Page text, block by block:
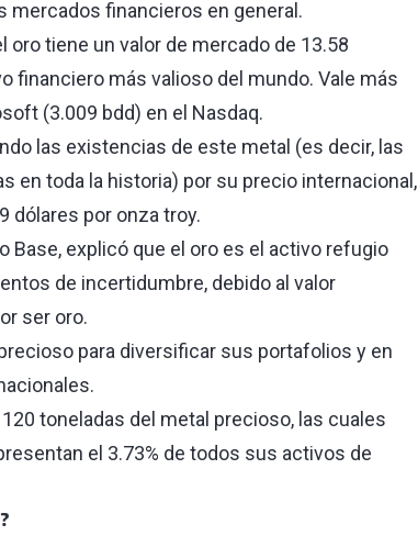
mercados financieros en general.
oro tiene un valor de mercado de 13.58
financiero más valioso del mundo. Vale más
(3.009 bdd) en el Nasdaq.
las existencias de este metal (es decir, las
en toda la historia) por su precio internacional,
dólares por onza troy.
Base, explicó que el oro es el activo refugio
de incertidumbre, debido al valor
ser oro.
para diversificar sus portafolios y en
toneladas del metal precioso, las cuales
el 3.73% de todos sus activos de